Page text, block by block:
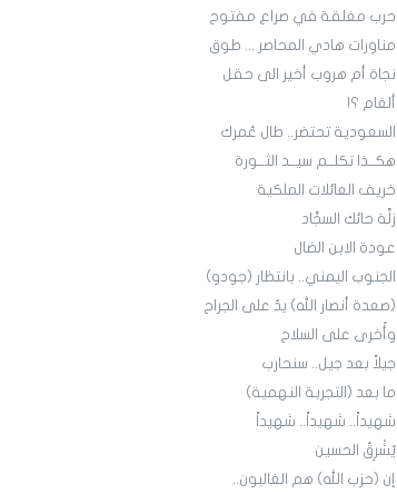
حرب مغلقة في صراع مفتوح
مناورات هادي المحاصر ... طوق
نجاة أم هروب أخير الى حقل
ألغام ؟!
السعودية تحتضر.. طال عُمرك
هكــذا تكلــم سيــد الثــورة
خريف العائلات الملكية
زلَّة حائك السجَّاد
عودة الابن الضال
الجنوب اليمني.. بانتظار (جودو)
(صعدة أنصار الله) يدٌ على الجراح
وأُخرى على السلاح
جيلاً بعد جيل.. سنحارب
ما بعد (التجربة النهمية)
شهيداً.. شهيداً.. شهيداً
يُشْرِقُ الحسين
إن (حزب الله) هم الغالبون..